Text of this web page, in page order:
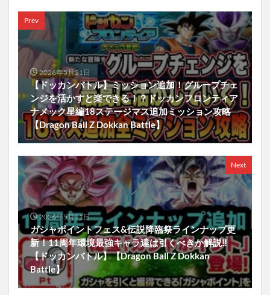
Prev
2026年5月21日
【ドッカンバトル】ミッション追加！グループチェ
ンジを活かすと楽できる！？ドッカンフロンティア
ナメック星編18ステージマス追加ミッション攻略
【Dragon Ball Z Dokkan Battle】
Next
2026年5月21日
ガシャポイントフェス&伝説降臨祭ラインナップ更
新！11周年環境最強キャラ達は引くべきか解説‼︎
【ドッカンバトル】【Dragon Ball Z Dokkan
Battle】